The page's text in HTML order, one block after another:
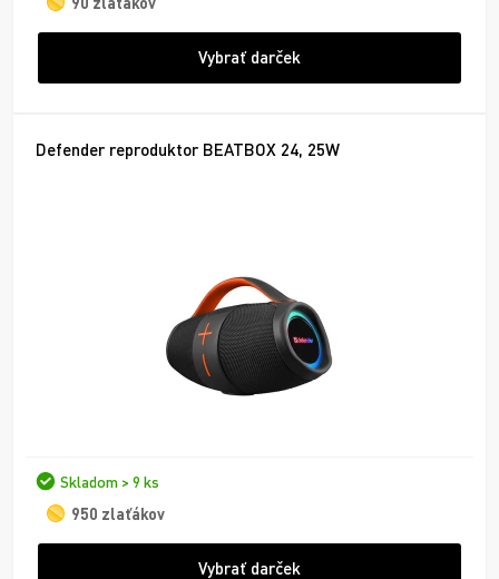
Vybrať darček
Defender reproduktor BEATBOX 24, 25W
Skladom > 9 ks
950 zlaťákov
Vybrať darček